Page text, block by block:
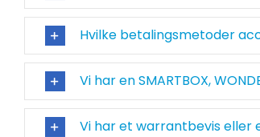
Hvilke betalingsmetoder
Vi har en SMARTBOX,
Vi har et warrantbevis eller